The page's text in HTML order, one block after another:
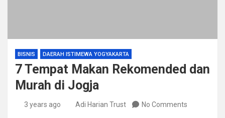
BISNIS DAERAH ISTIMEWA YOGYAKARTA
7 Tempat Makan Rekomended dan
Murah di Jogja
3 years ago Adi Harian Trust No Comments